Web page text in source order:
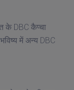
के DBC कैप्चा
में अन्य DBC